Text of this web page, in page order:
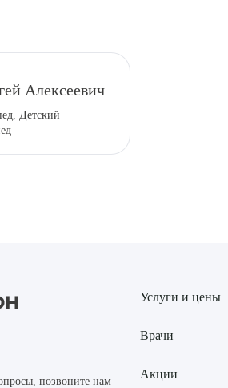
Алексеевич
Детский
позвоните нам
Услуги и цены
Врачи
Акции